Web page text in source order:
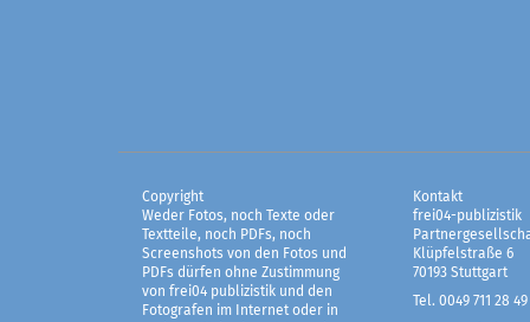
Copyright
Weder Fotos, noch Texte oder
Textteile, noch PDFs, noch
Screenshots von den Fotos und
PDFs dürfen ohne Zustimmung
von frei04 publizistik und den
Fotografen im Internet oder in
Kontakt
frei04-publizistik
Klüpfelstraße 6
70193 Stuttgart
Tel. 0049 711 28 49